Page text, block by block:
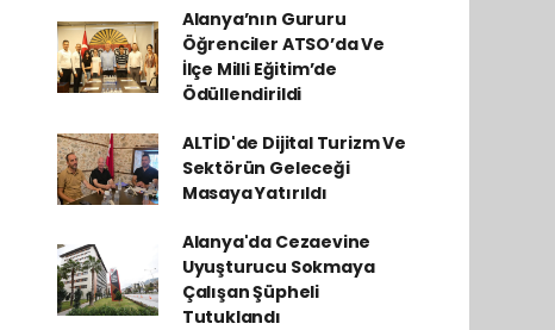
Alanya’nın Gururu
Öğrenciler ATSO’da Ve
İlçe Milli Eğitim’de
Ödüllendirildi
ALTİD'de Dijital Turizm Ve
Sektörün Geleceği
Masaya Yatırıldı
Alanya'da Cezaevine
Uyuşturucu Sokmaya
Çalışan Şüpheli
Tutuklandı